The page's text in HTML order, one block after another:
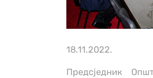
18.11.2022.
Предсједник